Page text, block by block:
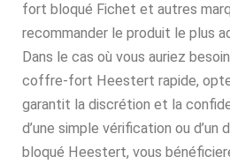
fort bloqué Fichet et autres
recommander le produit le plus
Dans le cas où vous auriez
coffre-fort Heestert rapide,
garantit la discrétion et la
d’une simple vérification ou d’un
bloqué Heestert, vous